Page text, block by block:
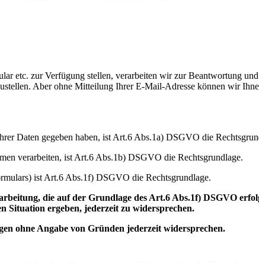
etc. zur Verfügung stellen, verarbeiten wir zur Beantwortung
Aber ohne Mitteilung Ihrer E-Mail-Adresse können wir
Daten gegeben haben, ist Art.6 Abs.1a) DSGVO die
verarbeiten, ist Art.6 Abs.1b) DSGVO die Rechtsgrundlage.
ist Art.6 Abs.1f) DSGVO die Rechtsgrundlage.
die auf der Grundlage des Art.6 Abs.1f) DSGVO
Situation ergeben, jederzeit zu widersprechen.
ohne Angabe von Gründen jederzeit widersprechen.